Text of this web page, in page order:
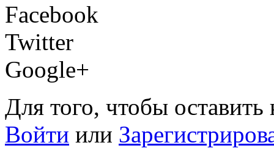
Facebook
Twitter
Google+
Для того, чтобы
Войти или